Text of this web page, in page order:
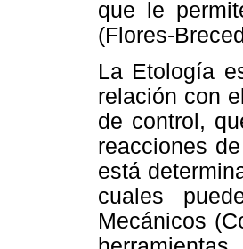
que le
(Flores-
La Etología
relación con
de control,
reacciones
está
cuales
Mecánicos